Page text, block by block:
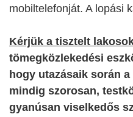
mobiltelefonját. A lopási
Kérjük a tisztelt
tömegközlekedési
hogy utazásaik során
mindig szorosan,
gyanúsan viselkedős